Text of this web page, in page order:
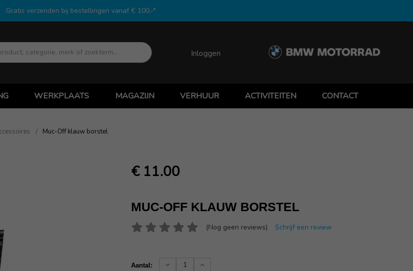
Gratis verzenden bij bestellingen vanaf € 100,-*
Zoek
Inloggen
WERKPLAATS MAGAZIJN VERHUUR ACTIVITEITEN CONTACT
Muc-Off klauw borstel
€ 11.00
MUC-OFF KLAUW BORSTEL
(Nog geen reviews) Schrijf een review
voorraad:
Aantal:
Verhoog
Verlaag